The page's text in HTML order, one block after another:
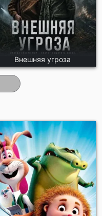
Внешняя угроза